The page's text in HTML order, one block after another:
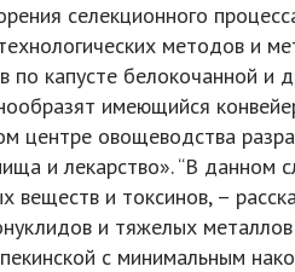
селекционного
методов и
по капусте белокочанной
имеющийся
центре овощеводства
и лекарство». “В данном
и токсинов, –
и тяжелых
с минимальным